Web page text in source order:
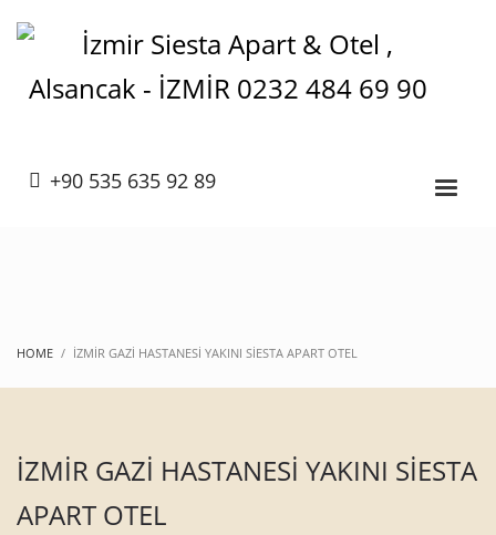
+90 535 635 92 89
HOME İZMİR GAZİ HASTANESİ YAKINI SİESTA APART OTEL
İZMİR GAZİ HASTANESİ YAKINI SİESTA
APART OTEL